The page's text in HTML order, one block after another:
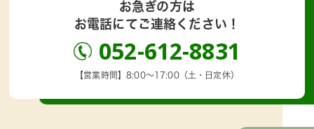
お急ぎの方は
お電話にてご連絡ください！
052-612-8831
【営業時間】8:00～17:00（土・日定休）